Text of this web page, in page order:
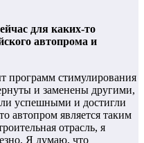
для каких-то
автопрома и
стимулирования
и заменены другими,
успешными и достигли
автопром является таким
отрасль, я
Я думаю, что